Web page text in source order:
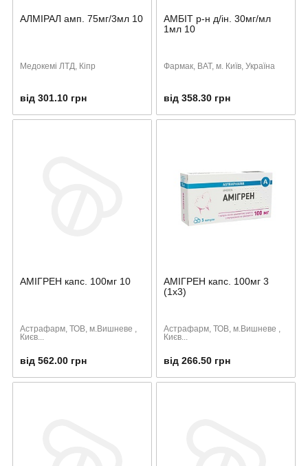
АЛМІРАЛ амп. 75мг/3мл 10
Медокемі ЛТД, Кіпр
від 301.10 грн
АМБІТ р-н д/ін. 30мг/мл
1мл 10
Фармак, ВАТ, м. Київ, Україна
від 358.30 грн
АМІГРЕН капс. 100мг 10
Астрафарм, ТОВ, м.Вишневе ,
Києв...
від 562.00 грн
АМІГРЕН капс. 100мг 3
(1х3)
Астрафарм, ТОВ, м.Вишневе ,
Києв...
від 266.50 грн